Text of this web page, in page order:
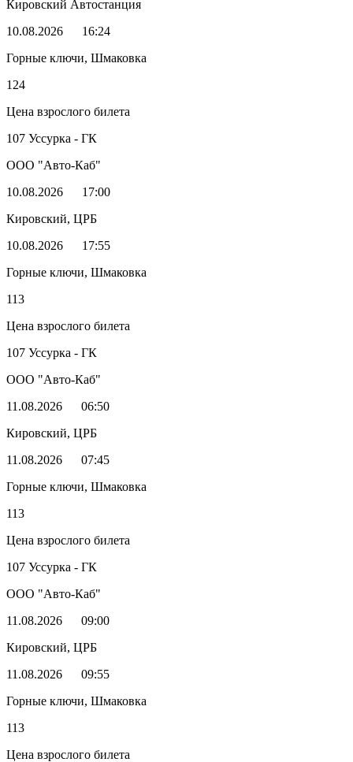
Кировский Автостанция
10.08.2026
16:24
Горные ключи, Шмаковка
124
Цена взрослого билета
107 Уссурка - ГК
ООО "Авто-Каб"
10.08.2026
17:00
Кировский, ЦРБ
10.08.2026
17:55
Горные ключи, Шмаковка
113
Цена взрослого билета
107 Уссурка - ГК
ООО "Авто-Каб"
11.08.2026
06:50
Кировский, ЦРБ
11.08.2026
07:45
Горные ключи, Шмаковка
113
Цена взрослого билета
107 Уссурка - ГК
ООО "Авто-Каб"
11.08.2026
09:00
Кировский, ЦРБ
11.08.2026
09:55
Горные ключи, Шмаковка
113
Цена взрослого билета